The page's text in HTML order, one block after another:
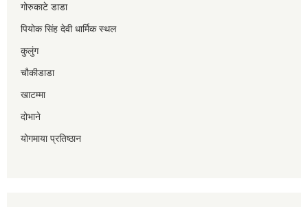
गोरुकाटे डाडा
पियोक सिंह देवी धार्मिक स्थल
कुलुंग
चौकीडाडा
खाटम्मा
दोभाने
योगमाया प्रतिष्ठान